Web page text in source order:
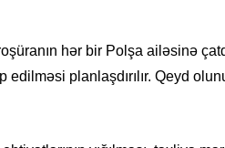
hər bir Polşa ailəsinə
planlaşdırılır. Qeyd